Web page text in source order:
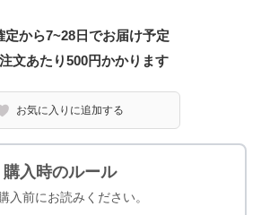
定から7~28日でお届け予定
文あたり500円かかります
お気に入りに追加する
購入時のルール
入前にお読みください。